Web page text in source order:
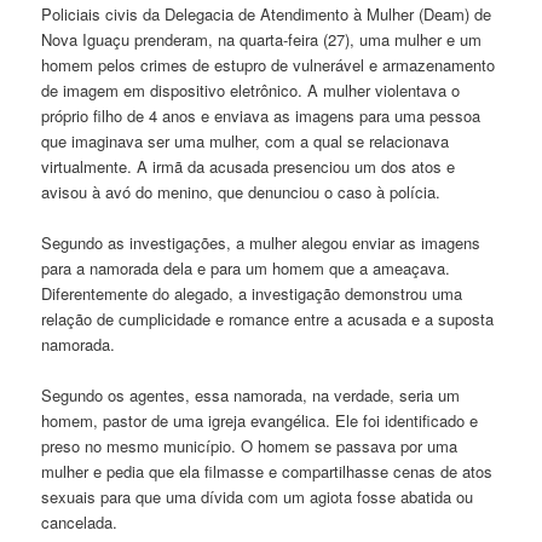
Policiais civis da Delegacia de Atendimento à Mulher (Deam) de
Nova Iguaçu prenderam, na quarta-feira (27), uma mulher e um
homem pelos crimes de estupro de vulnerável e armazenamento
de imagem em dispositivo eletrônico. A mulher violentava o
próprio filho de 4 anos e enviava as imagens para uma pessoa
que imaginava ser uma mulher, com a qual se relacionava
virtualmente. A irmã da acusada presenciou um dos atos e
avisou à avó do menino, que denunciou o caso à polícia.
Segundo as investigações, a mulher alegou enviar as imagens
para a namorada dela e para um homem que a ameaçava.
Diferentemente do alegado, a investigação demonstrou uma
relação de cumplicidade e romance entre a acusada e a suposta
namorada.
Segundo os agentes, essa namorada, na verdade, seria um
homem, pastor de uma igreja evangélica. Ele foi identificado e
preso no mesmo município. O homem se passava por uma
mulher e pedia que ela filmasse e compartilhasse cenas de atos
sexuais para que uma dívida com um agiota fosse abatida ou
cancelada.